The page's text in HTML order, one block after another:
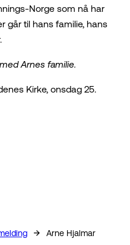
Norge som nå har
går til hans familie, hans
Arnes familie.
Kirke, onsdag 25.
→
Arne Hjalmar